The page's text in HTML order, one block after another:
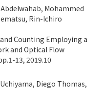
Mohammed
Rin-Ichiro
Counting Employing a
and Optical Flow
13, 2019.10
Diego Thomas,